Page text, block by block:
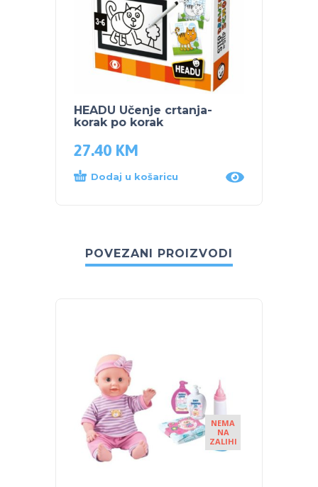
HEADU Učenje crtanja-
korak po korak
27.40 KM
Dodaj u košaricu
POVEZANI PROIZVODI
NEMA
NA
ZALIHI